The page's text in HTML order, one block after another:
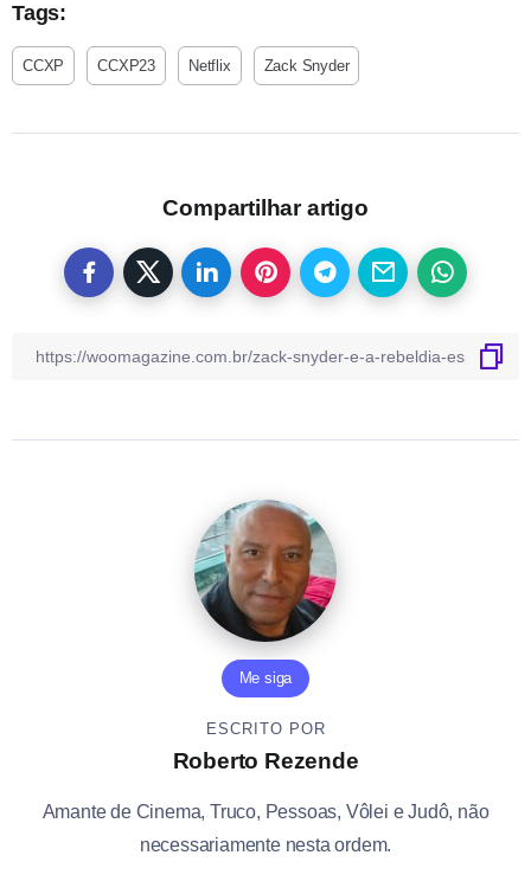
Tags:
CCXP CCXP23 Netflix Zack Snyder
Compartilhar artigo
Me siga
ESCRITO POR
Roberto Rezende
Amante de Cinema, Truco, Pessoas, Vôlei e Judô, não
necessariamente nesta ordem.